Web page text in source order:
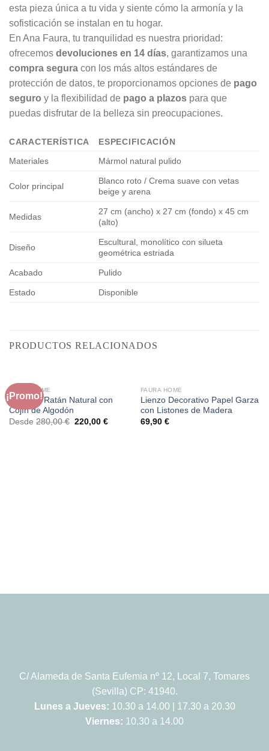
esta pieza única a tu vida y siente cómo la armonía y la
sofisticación se instalan en tu hogar.
En Ana Faura, tu tranquilidad es nuestra prioridad:
ofrecemos devoluciones en 14 días, garantizamos una
compra segura con los más altos estándares de
protección de datos, te proporcionamos opciones de pago
seguro y la flexibilidad de pago a plazos para que
puedas disfrutar de la belleza sin preocupaciones.
CARACTERÍSTICA
ESPECIFICACIÓN
Materiales
Mármol natural pulido
Color principal
Blanco roto / Crema suave con vetas
beige y arena
Medidas
27 cm (ancho) x 27 cm (fondo) x 45 cm
(alto)
Diseño
Escultural, monolítico con silueta
geométrica estriada
Acabado Pulido
Estado Disponible
PRODUCTOS RELACIONADOS
¡Promo!
FAURA HOME
Sillón de Ratán Natural con
Cojín de Algodón
Desde 280,00€ El
precio
220,00 €El
FAURA HOME
Lienzo Decorativo Papel Garza
con Listones de Madera
69,90 €
C/ Alameda de Santa Eufemia nº 12, Local 7, Tomares
(Sevilla) CP: 41940.
Lunes a Jueves: 10.30 a 14.00 | 17.30 a 20.30
Viernes: 10.30 a 14.00